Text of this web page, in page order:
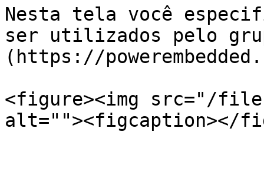
Nesta tela você
ser utilizados pelo
(https://
<figure><img src="/files/